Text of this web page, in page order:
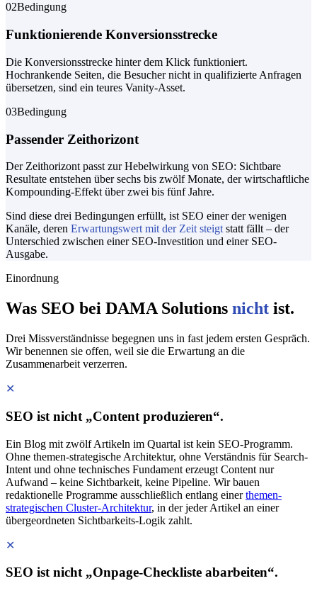
02Bedingung
Funktionierende Konversionsstrecke
Die Konversionsstrecke hinter dem Klick funktioniert.
Hochrankende Seiten, die Besucher nicht in qualifizierte Anfragen
übersetzen, sind ein teures Vanity-Asset.
03Bedingung
Passender Zeithorizont
Der Zeithorizont passt zur Hebelwirkung von SEO: Sichtbare
Resultate entstehen über sechs bis zwölf Monate, der wirtschaftliche
Kompounding-Effekt über zwei bis fünf Jahre.
Sind diese drei Bedingungen erfüllt, ist SEO einer der wenigen
Kanäle, deren Erwartungswert mit der Zeit steigt statt fällt – der
Unterschied zwischen einer SEO-Investition und einer SEO-
Ausgabe.
Einordnung
Was SEO bei DAMA Solutions nicht ist.
Drei Missverständnisse begegnen uns in fast jedem ersten Gespräch.
Wir benennen sie offen, weil sie die Erwartung an die
Zusammenarbeit verzerren.
✕
SEO ist nicht „Content produzieren“.
Ein Blog mit zwölf Artikeln im Quartal ist kein SEO-Programm.
Ohne themen-strategische Architektur, ohne Verständnis für Search-
Intent und ohne technisches Fundament erzeugt Content nur
Aufwand – keine Sichtbarkeit, keine Pipeline. Wir bauen
redaktionelle Programme ausschließlich entlang einerthemen-
strategischen Cluster-Architektur, in der jeder Artikel an einer
übergeordneten Sichtbarkeits-Logik zahlt.
✕
SEO ist nicht „Onpage-Checkliste abarbeiten“.